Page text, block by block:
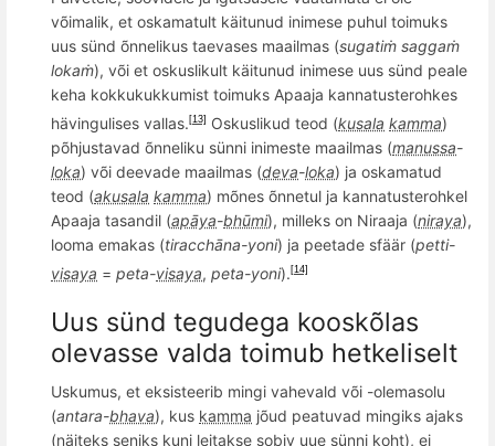
võimalik, et oskamatult käitunud inimese puhul toimuks
uus sünd õnnelikus taevases maailmas (sugatiṁ saggaṁ
lokaṁ), või et oskuslikult käitunud inimese uus sünd peale
keha kokkukukkumist toimuks Apaaja kannatusterohkes
hävingulises vallas. [13] Oskuslikud teod (kusala kamma)
põhjustavad õnneliku sünni inimeste maailmas (manussa-
loka) või deevade maailmas (deva-loka) ja oskamatud
teod (akusala kamma) mõnes õnnetul ja kannatusterohkel
Apaaja tasandil (apāya-bhūmi), milleks on Niraaja (niraya),
looma emakas (tiracchāna-yoni) ja peetade sfäär (petti-
visaya = peta-visaya, peta-yoni). [14]
Uus sünd tegudega kooskõlas
olevasse valda toimub hetkeliselt
Uskumus, et eksisteerib mingi vahevald või -olemasolu
(antara-bhava), kus kamma jõud peatuvad mingiks ajaks
(näiteks seniks kuni leitakse sobiv uue sünni koht), ei